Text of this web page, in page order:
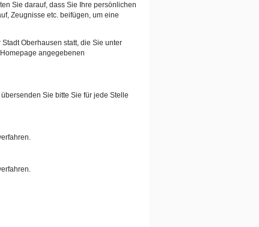
Sie darauf, dass Sie Ihre persönlichen
Zeugnisse etc. beifügen, um eine
Oberhausen statt, die Sie unter
angegebenen
Sie bitte Sie für jede Stelle